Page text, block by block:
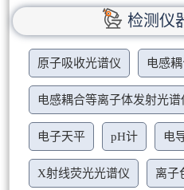
检测仪
原子吸收光谱仪 电感
电感耦合等离子体发射光谱
电子天平 pH计 电
X射线荧光光谱仪 离子